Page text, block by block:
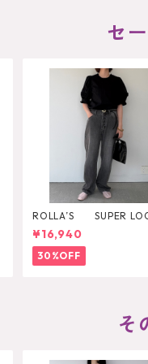
セ
ROLLA’S SUPER
BLACK STONE
¥16,940
30%OFF
そ